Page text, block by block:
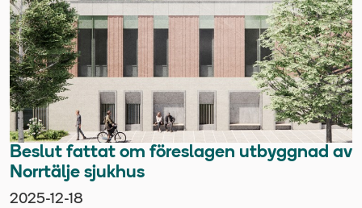
Beslut fattat om föreslagen utbyggnad av
Norrtälje sjukhus
2025-12-18